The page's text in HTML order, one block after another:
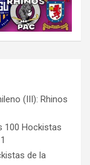
(III): Rhinos
100 Hockistas
de la